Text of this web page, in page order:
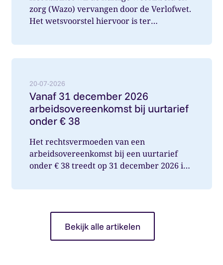
zorg (Wazo) vervangen door de Verlofwet.
Het wetsvoorstel hiervoor is ter
20-07-2026
Vanaf 31 december 2026
arbeidsovereenkomst bij uurtarief
onder € 38
Het rechtsvermoeden van een
arbeidsovereenkomst bij een uurtarief
onder € 38 treedt op 31 december 2026 in
Bekijk alle artikelen